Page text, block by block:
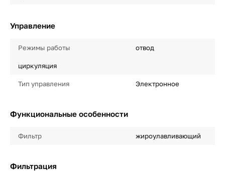
Управление
Режимы работы отвод
циркуляция
Тип управления Электронное
Функциональные особенности
Фильтр жироулавливающий
Фильтрация